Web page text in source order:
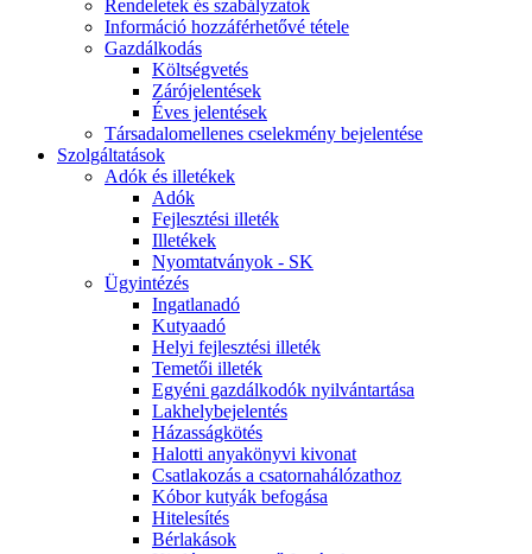
Rendeletek és szabályzatok
Információ hozzáférhetővé tétele
Gazdálkodás
Költségvetés
Zárójelentések
Éves jelentések
Társadalomellenes cselekmény bejelentése
Szolgáltatások
Adók és illetékek
Adók
Fejlesztési illeték
Illetékek
Nyomtatványok - SK
Ügyintézés
Ingatlanadó
Kutyaadó
Helyi fejlesztési illeték
Temetői illeték
Egyéni gazdálkodók nyilvántartása
Lakhelybejelentés
Házasságkötés
Halotti anyakönyvi kivonat
Csatlakozás a csatornahálózathoz
Kóbor kutyák befogása
Hitelesítés
Bérlakások